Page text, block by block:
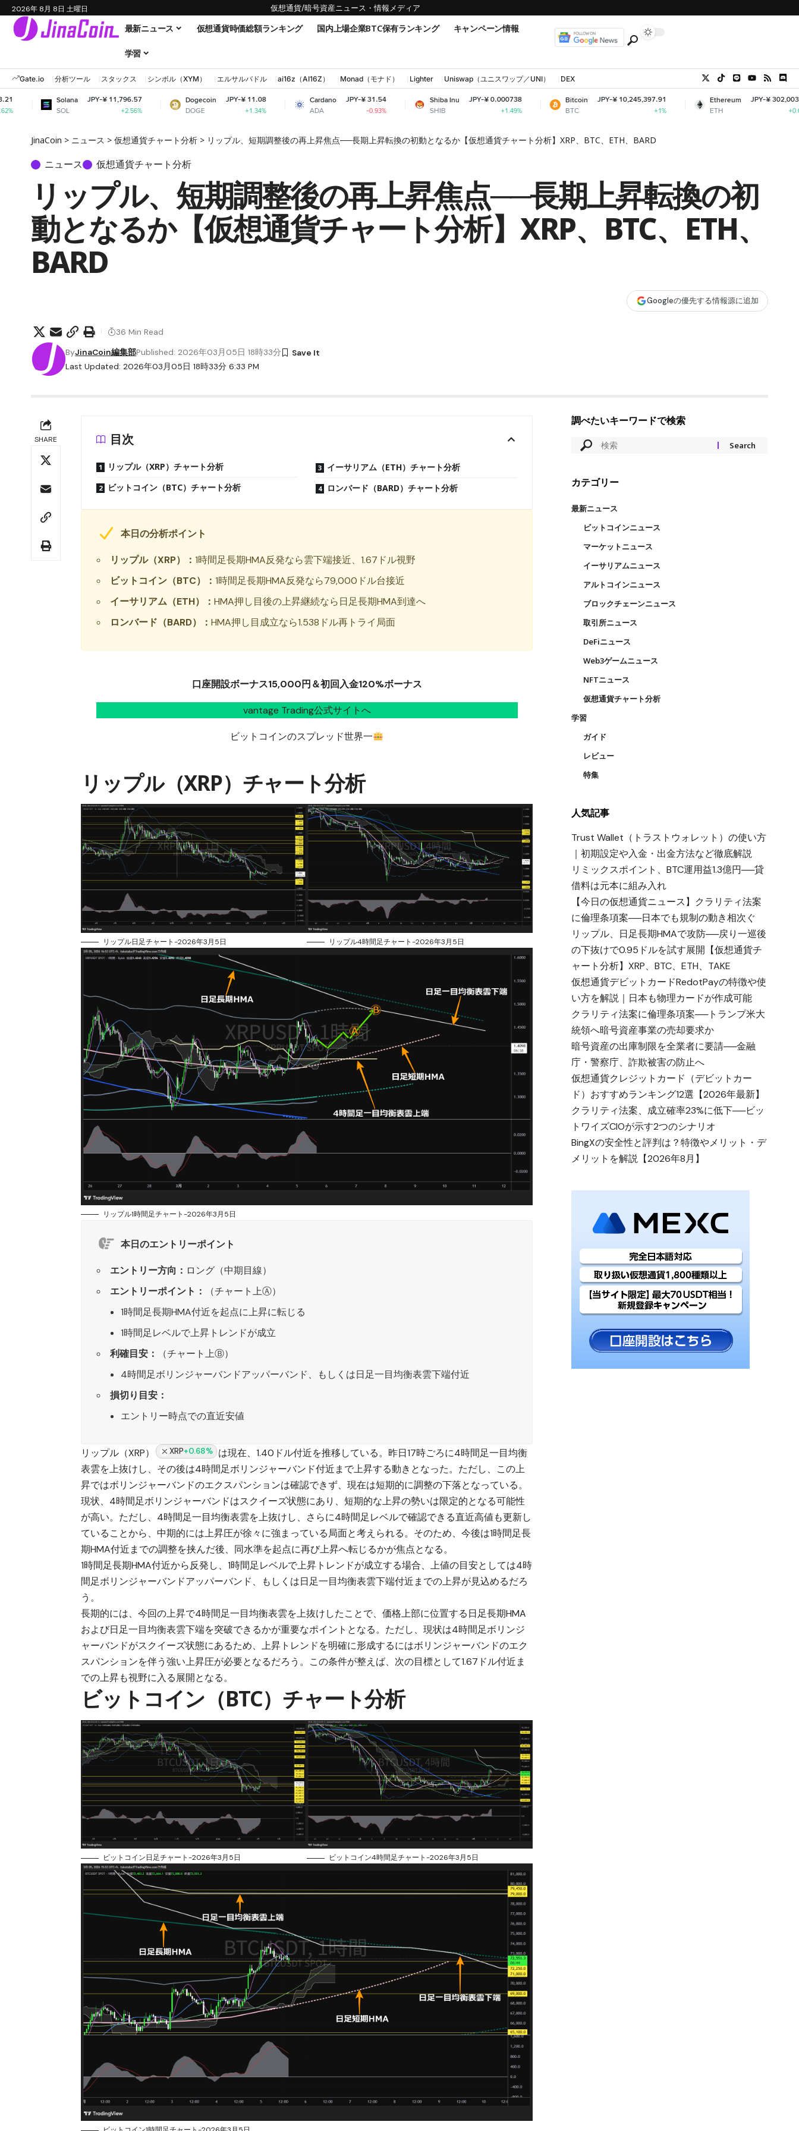
2026年 8月 8日 土曜日 仮想通貨/暗号資産ニュース・情報メディア
最新ニュース 仮想通貨時価総額ランキング 国内上場企業BTC保有ランキング キャンペーン情報
学習
Gate.io 分析ツール スタックス シンボル（XYM） エルサルバドル ai16z（AI16Z） Monad（モナド） Lighter Uniswap（ユニスワップ／UNI） DEX
Solana
SOL
JPY-¥ 11,796.57
Dogecoin
DOGE
JPY-¥ 11.08
+1.34%
Cardano
ADA
JPY-¥ 31.54
-0.93%
Shiba Inu
SHIB
JPY-¥ 0.000738
Bitcoin
BTC
JPY-¥ 10,245,397.91
Ethereum
ETH
JPY-¥ 302,003.37
JinaCoin > ニュース > 仮想通貨チャート分析 > リップル、短期調整後の再上昇焦点──長期上昇転換の初動となるか【仮想通貨チャート分析】XRP、BTC、ETH、BARD
ニュース 仮想通貨チャート分析
リップル、短期調整後の再上昇焦点──長期上昇転換の初
動となるか【仮想通貨チャート分析】XRP、BTC、ETH、
BARD
Googleの優先する情報源に追加
Last Updated: 2026年03月05日 18時33分 6:33 PM
ByJinaCoin編集部Published: 2026年03月05日 18時33分
36 Min Read
SHARE 目次
リップル（XRP）チャート分析
ビットコイン（BTC）チャート分析
イーサリアム（ETH）チャート分析
ロンバード（BARD）チャート分析
本日の分析ポイント
リップル（XRP）： 1時間足長期HMA反発なら雲下端接近、1.67ドル視野
ビットコイン（BTC）： 1時間足長期HMA反発なら79,000ドル台接近
イーサリアム（ETH）： HMA押し目後の上昇継続なら日足長期HMA到達へ
ロンバード（BARD）： HMA押し目成立なら1.538ドル再トライ局面
口座開設ボーナス15,000円＆初回入金120%ボーナス
vantage Trading公式サイトへ
ビットコインのスプレッド世界一
リップル（XRP）チャート分析
リップル日足チャート-2026年3月5日 リップル4時間足チャート-2026年3月5日
リップル1時間足チャート-2026年3月5日
本日のエントリーポイント
エントリー方向： ロング（中期目線）
エントリーポイント：
（チャート上Ⓐ）
1時間足長期HMA付近を起点に上昇に転じる
1時間足レベルで上昇トレンドが成立
利確目安：
（チャート上Ⓑ）
4時間足ボリンジャーバンドアッパーバンド、もしくは日足一目均衡表雲下端付近
損切り目安：
エントリー時点での直近安値
リップル（XRP） XRP+0.68% は現在、1.40ドル付近を推移している。昨日17時ごろに4時間足一目均衡
表雲を上抜けし、その後は4時間足ボリンジャーバンド付近まで上昇する動きとなった。ただし、この上
昇ではボリンジャーバンドのエクスパンションは確認できず、現在は短期的に調整の下落となっている。
現状、4時間足ボリンジャーバンドはスクイーズ状態にあり、短期的な上昇の勢いは限定的となる可能性
が高い。ただし、4時間足一目均衡表雲を上抜けし、さらに4時間足レベルで確認できる直近高値も更新し
ていることから、中期的には上昇圧が徐々に強まっている局面と考えられる。そのため、今後は1時間足長
期HMA付近までの調整を挟んだ後、同水準を起点に再び上昇へ転じるかが焦点となる。
1時間足長期HMA付近から反発し、1時間足レベルで上昇トレンドが成立する場合、上値の目安としては4時
間足ボリンジャーバンドアッパーバンド、もしくは日足一目均衡表雲下端付近までの上昇が見込めるだろ
う。
長期的には、今回の上昇で4時間足一目均衡表雲を上抜けしたことで、価格上部に位置する日足長期HMA
および日足一目均衡表雲下端を突破できるかが重要なポイントとなる。ただし、現状は4時間足ボリンジ
ャーバンドがスクイーズ状態にあるため、上昇トレンドを明確に形成するにはボリンジャーバンドのエク
スパンションを伴う強い上昇圧が必要となるだろう。この条件が整えば、次の目標として1.67ドル付近ま
での上昇も視野に入る展開となる。
ビットコイン（BTC）チャート分析
ビットコイン日足チャート-2026年3月5日 ビットコイン4時間足チャート-2026年3月5日
調べたいキーワードで検索
カテゴリー
最新ニュース
ビットコインニュース
マーケットニュース
イーサリアムニュース
アルトコインニュース
ブロックチェーンニュース
取引所ニュース
DeFiニュース
Web3ゲームニュース
NFTニュース
仮想通貨チャート分析
学習
ガイド
レビュー
特集
人気記事
Trust Wallet（トラストウォレット）の使い方
｜初期設定や入金・出金方法など徹底解説
リミックスポイント、BTC運用益1.3億円──貸
借料は元本に組み入れ
【今日の仮想通貨ニュース】クラリティ法案
に倫理条項案──日本でも規制の動き相次ぐ
リップル、日足長期HMAで攻防──戻り一巡後
の下抜けで0.95ドルを試す展開【仮想通貨チ
ャート分析】XRP、BTC、ETH、TAKE
仮想通貨デビットカードRedotPayの特徴や使
い方を解説｜日本も物理カードが作成可能
クラリティ法案に倫理条項案──トランプ米大
統領へ暗号資産事業の売却要求か
暗号資産の出庫制限を全業者に要請──金融
庁・警察庁、詐欺被害の防止へ
仮想通貨クレジットカード（デビットカー
ド）おすすめランキング12選【2026年最新】
クラリティ法案、成立確率23%に低下──ビッ
トワイズCIOが示す2つのシナリオ
BingXの安全性と評判は？特徴やメリット・デ
メリットを解説【2026年8月】